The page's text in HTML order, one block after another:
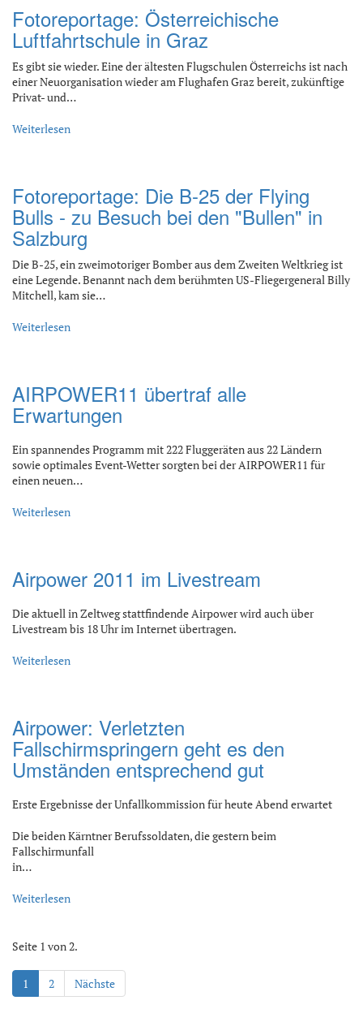
Fotoreportage: Österreichische
Luftfahrtschule in Graz
Es gibt sie wieder. Eine der ältesten Flugschulen Österreichs ist nach
einer Neuorganisation wieder am Flughafen Graz bereit, zukünftige
Privat- und…
Weiterlesen
Fotoreportage: Die B-25 der Flying
Bulls - zu Besuch bei den "Bullen" in
Salzburg
Die B-25, ein zweimotoriger Bomber aus dem Zweiten Weltkrieg ist
eine Legende. Benannt nach dem berühmten US-Fliegergeneral Billy
Mitchell, kam sie…
Weiterlesen
AIRPOWER11 übertraf alle
Erwartungen
Ein spannendes Programm mit 222 Fluggeräten aus 22 Ländern
sowie optimales Event-Wetter sorgten bei der AIRPOWER11 für
einen neuen…
Weiterlesen
Airpower 2011 im Livestream
Die aktuell in Zeltweg stattfindende Airpower wird auch über
Livestream bis 18 Uhr im Internet übertragen.
Weiterlesen
Airpower: Verletzten
Fallschirmspringern geht es den
Umständen entsprechend gut
Erste Ergebnisse der Unfallkommission für heute Abend erwartet
Die beiden Kärntner Berufssoldaten, die gestern beim
Fallschirmunfall
in…
Weiterlesen
Seite 1 von 2.
1 2 Nächste